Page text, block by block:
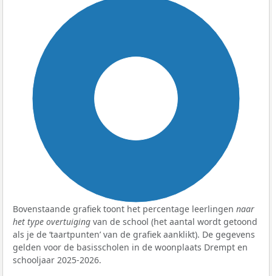
Bovenstaande grafiek toont het percentage leerlingen naar
het type overtuiging van de school (het aantal wordt getoond
als je de ‘taartpunten’ van de grafiek aanklikt). De gegevens
gelden voor de basisscholen in de woonplaats Drempt en
schooljaar 2025-2026.